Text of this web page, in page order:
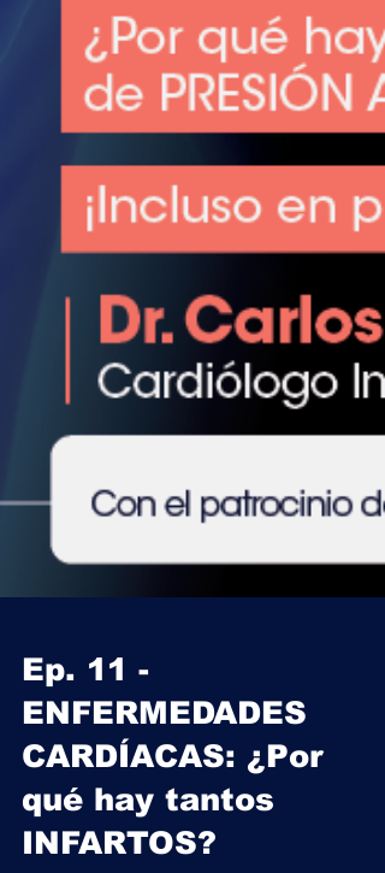
Ep. 11 -
ENFERMEDADES
CARDÍACAS: ¿Por
qué hay tantos